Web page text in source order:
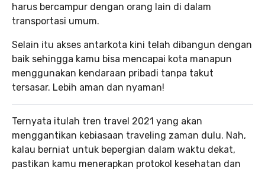
harus bercampur dengan orang lain di dalam
transportasi umum.
Selain itu akses antarkota kini telah dibangun dengan
baik sehingga kamu bisa mencapai kota manapun
menggunakan kendaraan pribadi tanpa takut
tersasar. Lebih aman dan nyaman!
Ternyata itulah tren travel 2021 yang akan
menggantikan kebiasaan traveling zaman dulu. Nah,
kalau berniat untuk bepergian dalam waktu dekat,
pastikan kamu menerapkan protokol kesehatan dan